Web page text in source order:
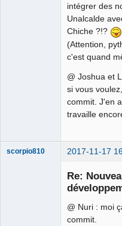
intégrer des
Unalcalde
Chiche ?!?
(Attention,
c'est quand
@ Joshua et
si vous
commit. J'en
travaille
scorpio810 2017-11-17
Re:
@ Nuri : moi
commit.